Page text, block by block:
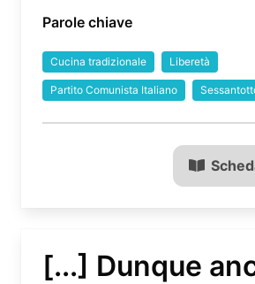
Parole chiave
Cucina tradizionale Liberetà
Partito Comunista Italiano
[...] Dunque